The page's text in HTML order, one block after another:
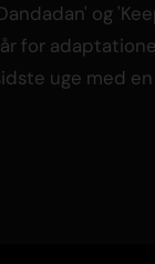
og
for
uge med en